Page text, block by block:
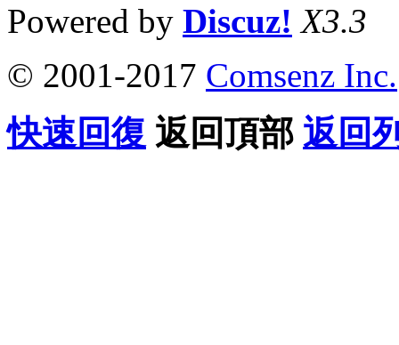
Powered by Discuz! X3.3
© 2001-2017 Comsenz Inc.
快速回復 返回頂部 返回